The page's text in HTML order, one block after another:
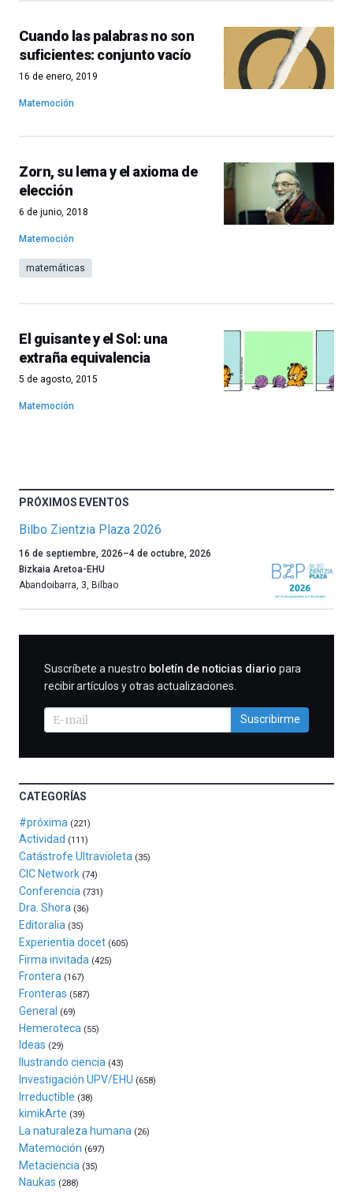
Cuando las palabras no son
suficientes: conjunto vacío
16 de enero, 2019
Matemoción
Zorn, su lema y el axioma de
elección
6 de junio, 2018
Matemoción
matemáticas
El guisante y el Sol: una
extraña equivalencia
5 de agosto, 2015
Matemoción
PRÓXIMOS EVENTOS
Bilbo Zientzia Plaza 2026
Un
año
más,
celebración
la
edición
Bilbo
Zientzia
Plaza
(BZP),
un
llenará
la
ciudad
de
monólogos,
exposiciones,
conferencias,
docufórums
y
espectáculos
del
16
de
septiembre
al
16 de septiembre, 2026–4 de octubre, 2026
Bizkaia Aretoa-EHU
Abandoibarra, 3, Bilbao
SUSCRIBIRME
Suscríbete a nuestro boletín de noticias diario para
recibir artículos y otras actualizaciones.
Suscribirme
CATEGORÍAS
#próxima (221)
Actividad (111)
Catástrofe Ultravioleta (35)
CIC Network (74)
Conferencia (731)
Dra. Shora (36)
Editoralia (35)
Experientia docet (605)
Firma invitada (425)
Frontera (167)
Fronteras (587)
General (69)
Hemeroteca (55)
Ideas (29)
Ilustrando ciencia (43)
Investigación UPV/EHU (658)
Irreductible (38)
kimikArte (39)
La naturaleza humana (26)
Matemoción (697)
Metaciencia (35)
Naukas (288)